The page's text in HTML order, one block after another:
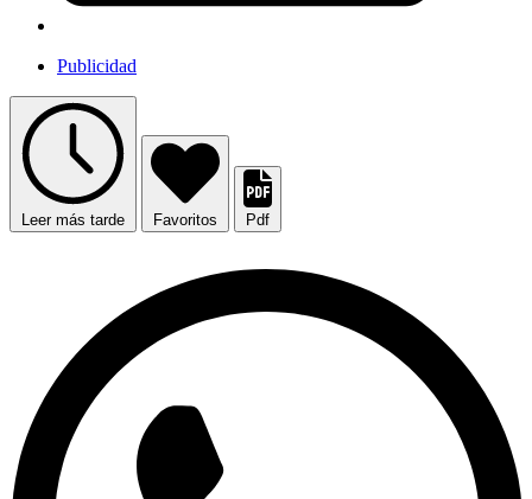
Publicidad
Leer más tarde Favoritos Pdf